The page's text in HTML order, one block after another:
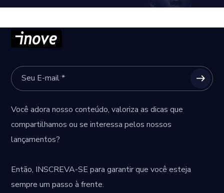
Você adora nosso conteúdo, valoriza as dicas que
compartilhamos ou se interessa pelos nossos
lançamentos?
Então, INSCREVA-SE para garantir que você esteja
sempre um passo à frente.